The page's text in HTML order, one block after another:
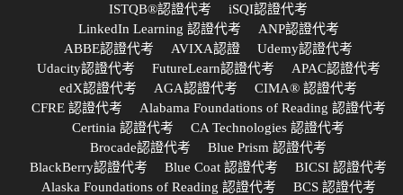
ISTQB®認證代考
iSQI認證代考
LinkedIn Learning 認證代考
ANP認證代考
ABBE認證代考
AVIXA認證
Udemy認證代考
Udacity認證代考
FutureLearn認證代考
APAC認證代考
edX認證代考
AGA認證代考
CIMA® 認證代考
CFRE 認證代考
Alabama Foundations of Reading 認證代考
Certinia 認證代考
CA Technologies 認證代考
Brocade認證代考
Blue Prism 認證代考
BlackBerry認證代考
Blue Coat 認證代考
BICSI 認證代考
Alaska Foundations of Reading 認證代考
BCS 認證代考